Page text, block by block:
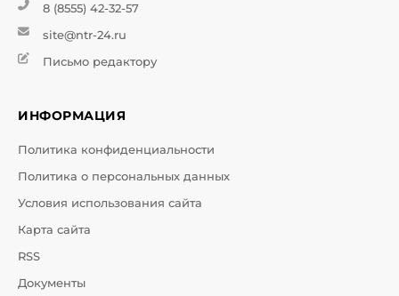
8 (8555) 42-32-57
site@ntr-24.ru
Письмо редактору
ИНФОРМАЦИЯ
Политика конфиденциальности
Политика о персональных данных
Условия использования сайта
Карта сайта
RSS
Документы